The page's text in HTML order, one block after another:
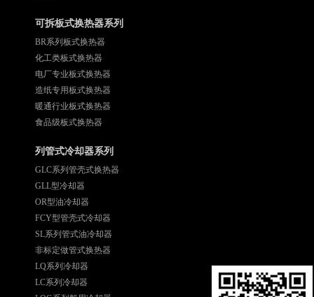
可拆板式换热器系列
BR系列板式换热器
化工类板式换热器
电厂专业板式换热器
造纸专用板式换热器
暖通行业板式换热器
食品级板式换热器
列管式冷却器系列
GLC系列管壳式换热器
GLL型冷却器
OR型油冷却器
FCY型管壳式冷却器
SL系列管式油冷却器
非标定做管式换热器
LQ系列冷却器
LC系列冷却器